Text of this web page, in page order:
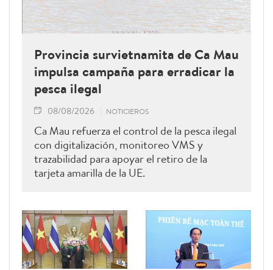
Provincia survietnamita de Ca Mau
impulsa campaña para erradicar la
pesca ilegal
08/08/2026 NOTICIEROS
Ca Mau refuerza el control de la pesca ilegal
con digitalización, monitoreo VMS y
trazabilidad para apoyar el retiro de la
tarjeta amarilla de la UE.